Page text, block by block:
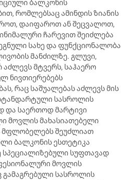
ბალკონის
რომლებსაც ამინდის ზიანის
დაიფაროთ ან შეცვალოთ,
ჩარევით შეიძლება
სახე და ფუნქციონალობა
მანძილზე. გლუვი,
აძლევს მტვერს, საჰაერო
ნივთიერებებს
რაც საშუალებას აძლევს მის
სასროლის
და საერთოდ მარტივი
მოვლის მახასიათებელი
მფლობელებს შეუძლიათ
ბალკონის ესთეტიკა
სპეციალიზებული სუფთავად
მოვლის
გამაგრებული სასროლის